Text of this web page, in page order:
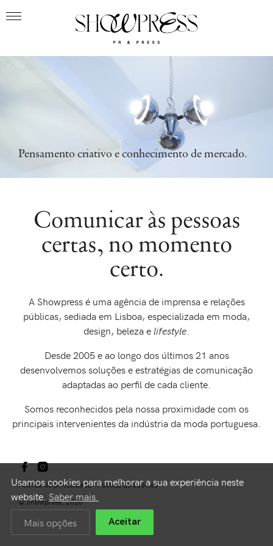
Pensamento criativo e conhecimento de mercado.
Comunicar às pessoas
certas, no momento
certo.
A Showpress é uma agência de imprensa e relações
públicas, sediada em Lisboa, especializada em moda,
design, beleza elifestyle
Desde 2005 e ao longo dos últimos 21 anos
desenvolvemos soluções e estratégias de comunicação
adaptadas ao perfil de cada cliente.
Somos reconhecidos pela nossa proximidade com os
principais intervenientes da indústria da moda portuguesa.
Política de privacidade
Política de cookies
© Showpress, 2026
Usamos cookies para melhorar a sua experiência neste
website. Saber mais.
Mais opções
Aceitar